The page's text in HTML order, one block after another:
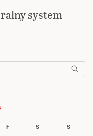
system
F S S